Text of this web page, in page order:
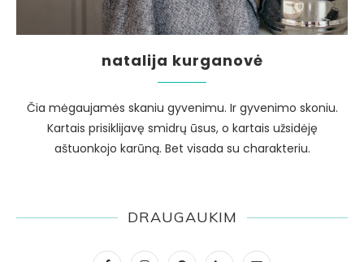
natalija kurganovė
Čia mėgaujamės skaniu gyvenimu. Ir gyvenimo skoniu.
Kartais prisiklijavę smidrų ūsus, o kartais užsidėję
aštuonkojo karūną. Bet visada su charakteriu.
DRAUGAUKIM